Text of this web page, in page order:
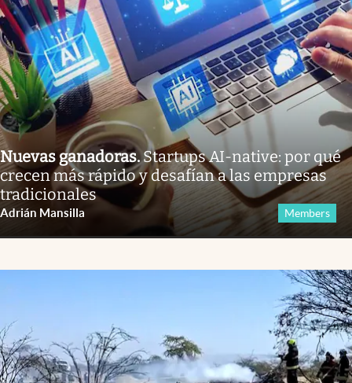
Nuevas ganadoras.Startups AI-native: por qué
crecen más rápido y desafían a las empresas
tradicionales
Adrián Mansilla Members